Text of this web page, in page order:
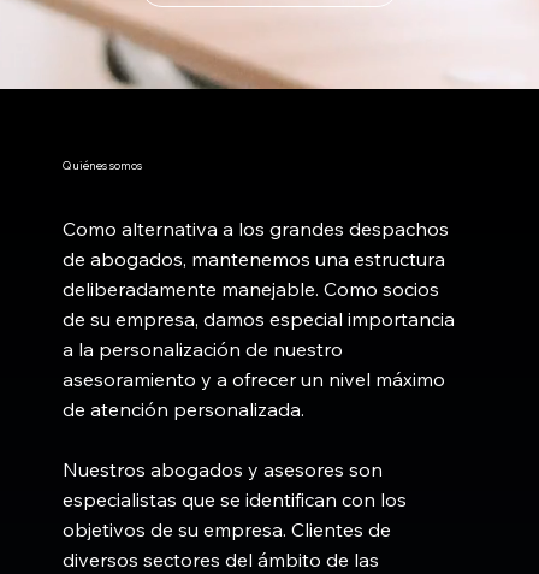
Quiénes somos
Como alternativa a los grandes despachos
de abogados, mantenemos una estructura
deliberadamente manejable. Como socios
de su empresa, damos especial importancia
a la personalización de nuestro
asesoramiento y a ofrecer un nivel máximo
de atención personalizada.
Nuestros abogados y asesores son
especialistas que se identifican con los
objetivos de su empresa. Clientes de
diversos sectores del ámbito de las